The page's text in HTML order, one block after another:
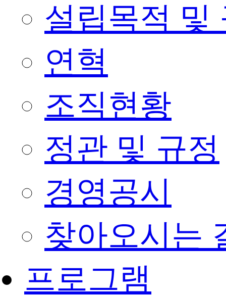
설립목적 및
연혁
조직현황
정관 및 규정
경영공시
찾아오시는
프로그램